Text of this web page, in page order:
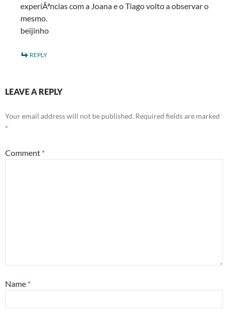
experiÃªncias com a Joana e o Tiago volto a observar o
mesmo.
beijinho
REPLY
LEAVE A REPLY
Your email address will not be published. Required fields are marked
*
Comment *
Name *